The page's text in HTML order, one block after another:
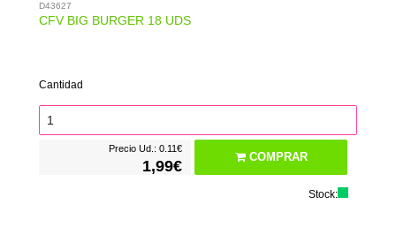
D43627
CFV BIG BURGER 18 UDS
Cantidad
Precio Ud.: 0.11€
1,99€
COMPRAR
Stock: